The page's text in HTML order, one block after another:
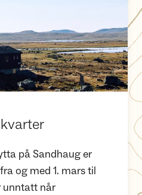
på Sandhaug er
og med 1. mars til
unntatt når